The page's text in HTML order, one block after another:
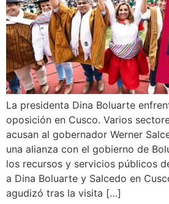
La presidenta Dina Boluarte
oposición en Cusco. Varios
acusan al gobernador Werner
una alianza con el gobierno de
los recursos y servicios públicos
a Dina Boluarte y Salcedo en
agudizó tras la visita […]